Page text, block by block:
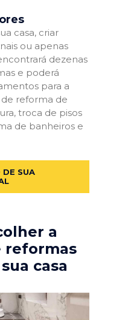
casa, criar
ou apenas
dezenas
e poderá
para a
de reforma de
troca de pisos
de banheiros e
DE SUA
a
reformas
casa